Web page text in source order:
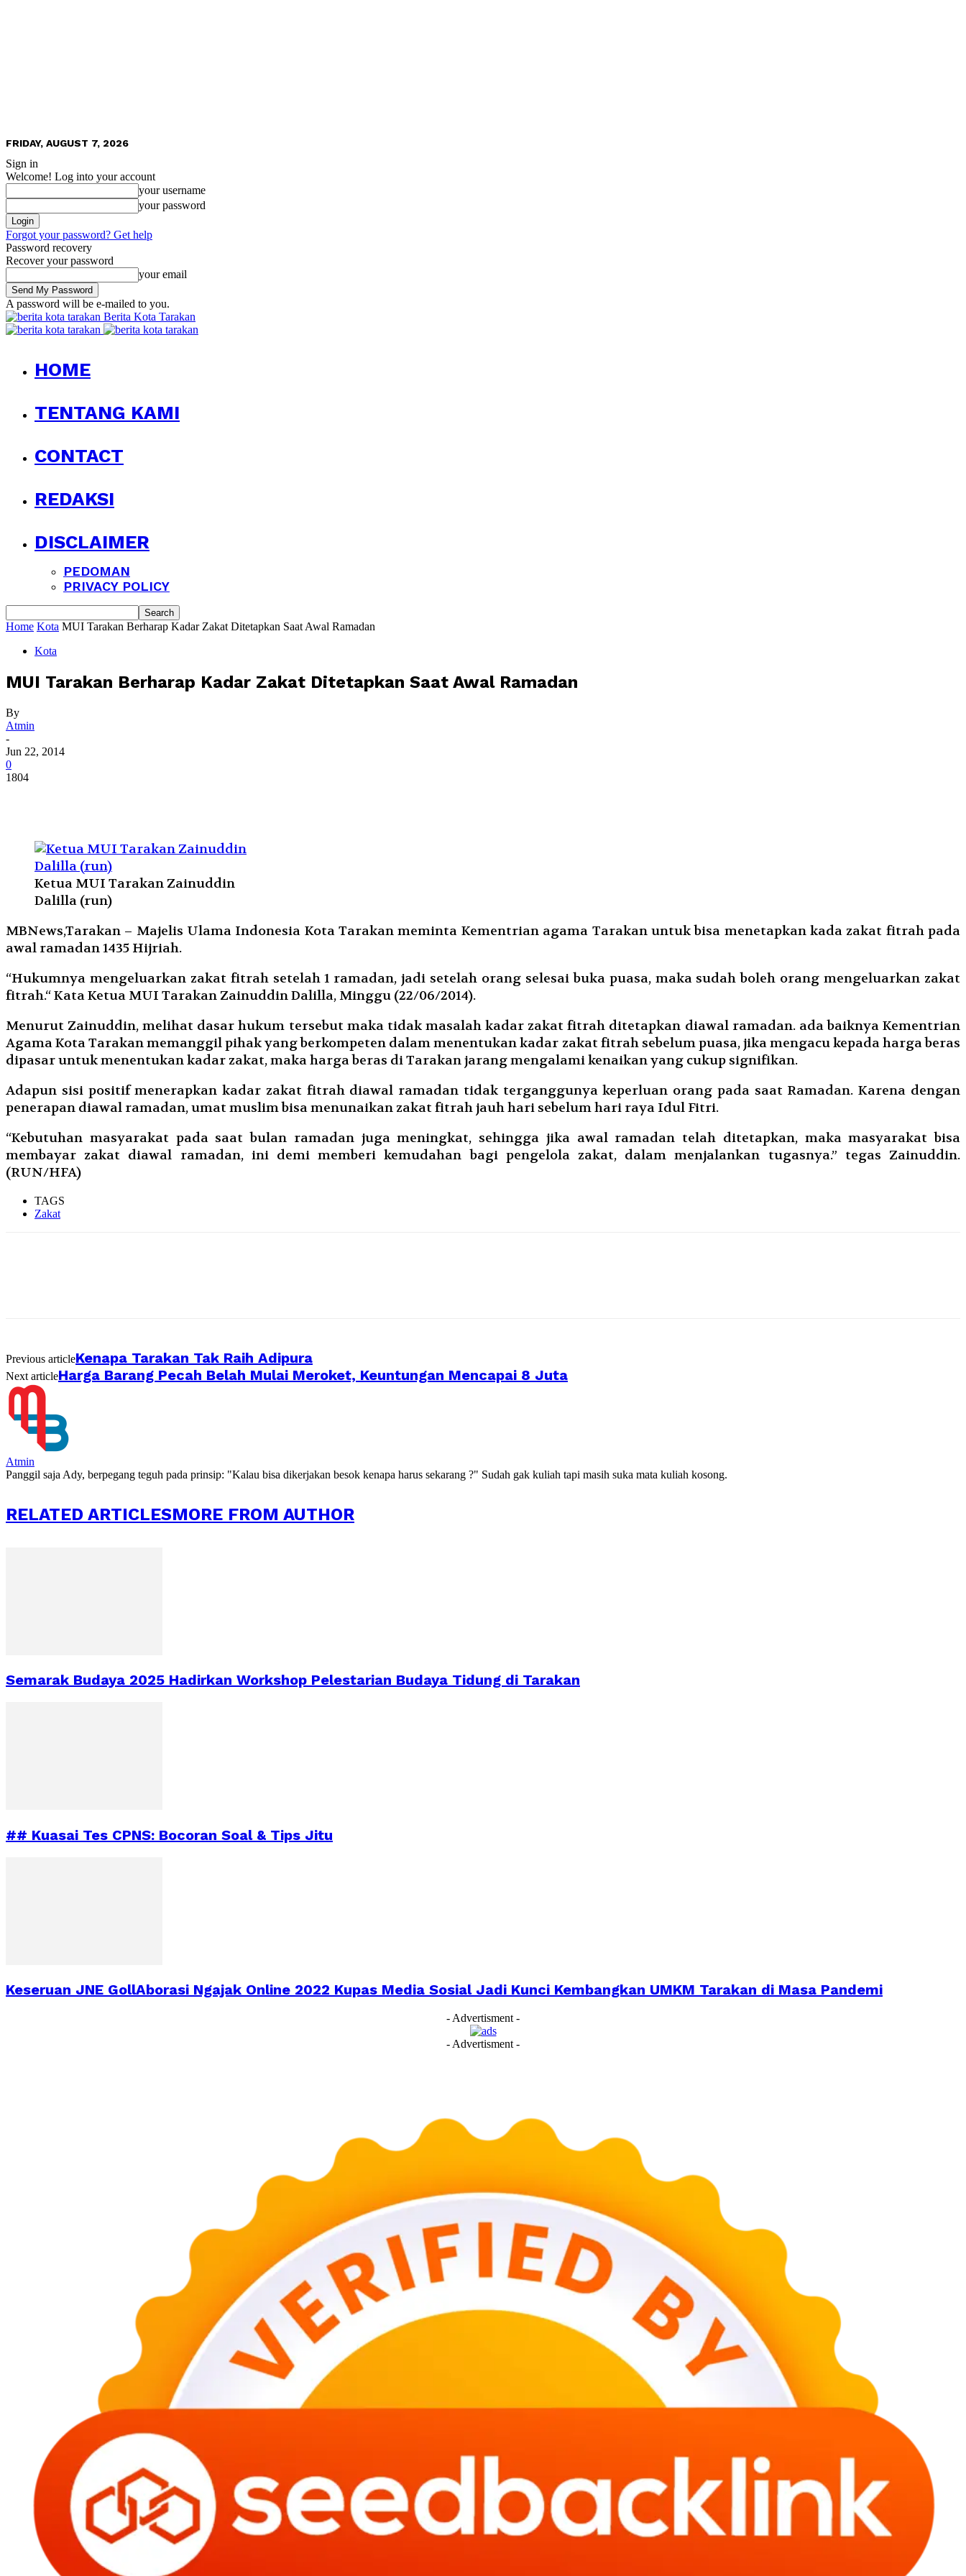
FRIDAY, AUGUST 7, 2026
Sign in
Welcome! Log into your account
your username
your password
Forgot your password? Get help
Password recovery
Recover your password
your email
A password will be e-mailed to you.
Berita Kota Tarakan
HOME
TENTANG KAMI
CONTACT
REDAKSI
DISCLAIMER
PEDOMAN
PRIVACY POLICY
Home Kota MUI Tarakan Berharap Kadar Zakat Ditetapkan Saat Awal Ramadan
Kota
MUI Tarakan Berharap Kadar Zakat Ditetapkan Saat Awal Ramadan
By
Atmin
-
Jun 22, 2014
0
1804
Ketua MUI Tarakan Zainuddin
Dalilla (run)
MBNews,Tarakan – Majelis Ulama Indonesia Kota Tarakan meminta Kementrian agama Tarakan untuk bisa menetapkan kada zakat fitrah pada
awal ramadan 1435 Hijriah.
“Hukumnya mengeluarkan zakat fitrah setelah 1 ramadan, jadi setelah orang selesai buka puasa, maka sudah boleh orang mengeluarkan zakat
fitrah.“ Kata Ketua MUI Tarakan Zainuddin Dalilla, Minggu (22/06/2014).
Menurut Zainuddin, melihat dasar hukum tersebut maka tidak masalah kadar zakat fitrah ditetapkan diawal ramadan. ada baiknya Kementrian
Agama Kota Tarakan memanggil pihak yang berkompeten dalam menentukan kadar zakat fitrah sebelum puasa, jika mengacu kepada harga beras
dipasar untuk menentukan kadar zakat, maka harga beras di Tarakan jarang mengalami kenaikan yang cukup signifikan.
Adapun sisi positif menerapkan kadar zakat fitrah diawal ramadan tidak terganggunya keperluan orang pada saat Ramadan. Karena dengan
penerapan diawal ramadan, umat muslim bisa menunaikan zakat fitrah jauh hari sebelum hari raya Idul Fitri.
“Kebutuhan masyarakat pada saat bulan ramadan juga meningkat, sehingga jika awal ramadan telah ditetapkan, maka masyarakat bisa
membayar zakat diawal ramadan, ini demi memberi kemudahan bagi pengelola zakat, dalam menjalankan tugasnya.” tegas Zainuddin.
(RUN/HFA)
TAGS
Zakat
Previous articleKenapa Tarakan Tak Raih Adipura
Next articleHarga Barang Pecah Belah Mulai Meroket, Keuntungan Mencapai 8 Juta
Atmin
Panggil saja Ady, berpegang teguh pada prinsip: "Kalau bisa dikerjakan besok kenapa harus sekarang ?" Sudah gak kuliah tapi masih suka mata kuliah kosong.
RELATED ARTICLESMORE FROM AUTHOR
Semarak Budaya 2025 Hadirkan Workshop Pelestarian Budaya Tidung di Tarakan
## Kuasai Tes CPNS: Bocoran Soal & Tips Jitu
Keseruan JNE GollAborasi Ngajak Online 2022 Kupas Media Sosial Jadi Kunci Kembangkan UMKM Tarakan di Masa Pandemi
- Advertisment -
- Advertisment -